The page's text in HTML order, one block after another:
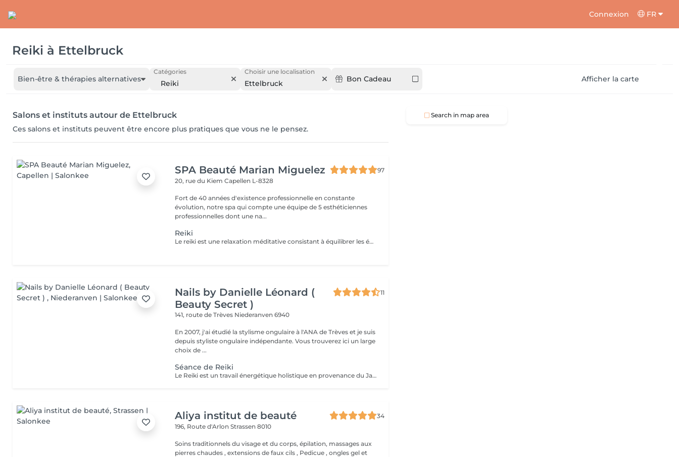
Connexion FR
Reiki à Ettelbruck
Bien-être & thérapies alternatives
Catégories
Reiki
Choisir une localisation
Ettelbruck Bon Cadeau Afficher la carte
Salons et instituts autour de Ettelbruck
Ces salons et instituts peuvent être encore plus pratiques que vous ne le pensez.
SPA Beauté Marian Miguelez
97
20, rue du KiemCapellen L-8328
Fort de 40 années d'existence professionnelle en constante
évolution, notre spa qui compte une équipe de 5 esthéticiennes
professionnelles dont une na...
Reiki
Le reiki est une relaxation méditative consistant à équilibrer les énergies de la personne, pour qu'elle trouve un apaisement durable et profond au niveau de son corps, de son psychique et de son émotionnel. Elle utilise un toucher sur des points spécifiques du circuit énergétique du corps et favorise ainsi l'émergence des potentiels naturels solutionnant. Le praticien capte l'énergie universelle du cosmos et de la terre et la transmet au receveur par l'imposition des mains. L'énergie circule alors dans tout le corps du receveur : elle aligne, nettoie, équilibre, transforme, soigne ce qui peut l'être pendant le soin.Le Reiki agit sur la totalité de l'individu et donc sur ses indivisibles composantes mentale, physique, émotionnelle et spirituelle. Comment se déroule une séance Reiki ? Le receveur reste habillé, se déchausse et s'installe confortablement sur une table de massage. Le praticien pose légèrement ses mains sur les chakras (roues d'énergie) du receveur, pendant environ 3 minutes par position. Durant la première demi-heure, le receveur est couché sur le dos. Puis il se tourne sur le ventre. La séance est généralement accompagnée d'une musique douce et relaxante.
Nails by Danielle Léonard (
Beauty Secret )
11
141, route de Trèves Niederanven 6940
En 2007, j'ai étudié la stylisme ongulaire à l'ANA de Trèves et je suis
depuis styliste ongulaire indépendante. Vous trouverez ici un large
choix de ...
Séance de Reiki
Le Reiki est un travail énergétique holistique en provenance du Japon. Par l'imposition des mains, le flux d'énergie dans le corps est harmonisé et les capacités d'auto-guérison sont activées.
Aliya institut de beauté
34
196, Route d'ArlonStrassen 8010
Soins traditionnels du visage et du corps, épilation, massages aux
pierres chaudes , extensions de faux cils , Pedicue , ongles gel et
Search in map area